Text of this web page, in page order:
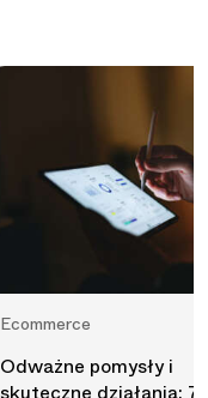
Ecommerce
Odważne pomysły i